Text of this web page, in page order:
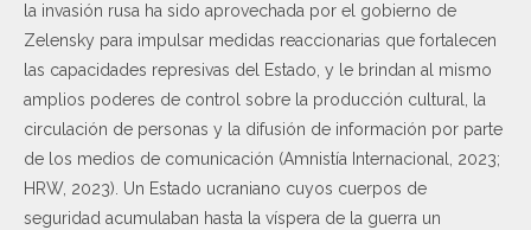
la invasión rusa ha sido aprovechada por el gobierno de
Zelensky para impulsar medidas reaccionarias que fortalecen
las capacidades represivas del Estado, y le brindan al mismo
amplios poderes de control sobre la producción cultural, la
circulación de personas y la difusión de información por parte
de los medios de comunicación (Amnistía Internacional, 2023;
HRW, 2023). Un Estado ucraniano cuyos cuerpos de
seguridad acumulaban hasta la víspera de la guerra un